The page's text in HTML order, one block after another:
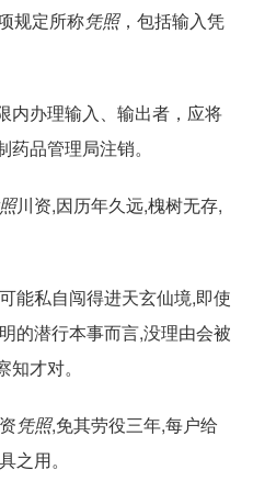
规定所称凭照，包括输入凭
内办理输入、输出者，应将
品管理局注销。
川资,因历年久远,槐树无存,
能私自闯得进天玄仙境,即使
的潜行本事而言,没理由会被
才对。
凭照,免其劳役三年,每户给
之用。